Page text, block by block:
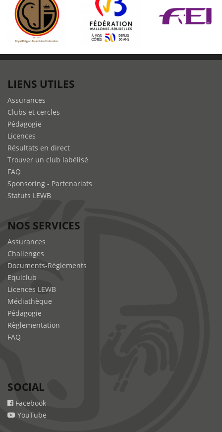
LIENS UTILES
Assurances
Clubs et cercles
Pédagogie
Licences
Résultats en direct
Trouver un club labélisé
FAQ
Sponsoring - Partenariats
Statuts LEWB
NOS SERVICES
Assurances
Challenges
Documents-Règlements
Equiclub
Licences LEWB
Médiathèque
Pédagogie
Règlementation
FAQ
SOCIAL
Facebook
YouTube